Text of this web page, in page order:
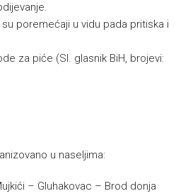
poremećaji u vidu pada pritiska i
za piće (Sl. glasnik BiH, brojevi:
u naseljima:
– Gluhakovac – Brod donja